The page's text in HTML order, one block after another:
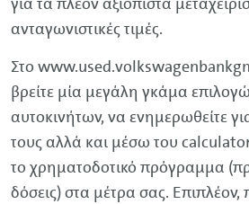
ανταγωνιστικές τιμές.
Στο www.used
βρείτε μία μεγάλη γκάμα
αυτοκινήτων, να ενημερωθείτε
τους αλλά και μέσω του
το χρηματοδοτικό πρόγραμμα
δόσεις) στα μέτρα σας. Επιπλέον,